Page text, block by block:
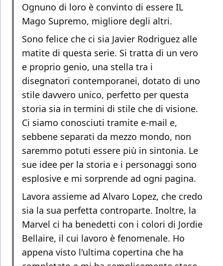
Ognuno di loro è convinto di essere IL
Mago Supremo, migliore degli altri.
Sono felice che ci sia Javier Rodriguez alle
matite di questa serie. Si tratta di un vero
e proprio genio, una stella tra i
disegnatori contemporanei, dotato di uno
stile davvero unico, perfetto per questa
storia sia in termini di stile che di visione.
Ci siamo conosciuti tramite e-mail e,
sebbene separati da mezzo mondo, non
saremmo potuti essere più in sintonia. Le
sue idee per la storia e i personaggi sono
esplosive e mi sorprende ad ogni pagina.
Lavora assieme ad Alvaro Lopez, che credo
sia la sua perfetta controparte. Inoltre, la
Marvel ci ha benedetti con i colori di Jordie
Bellaire, il cui lavoro è fenomenale. Ho
appena visto l'ultima copertina che ha